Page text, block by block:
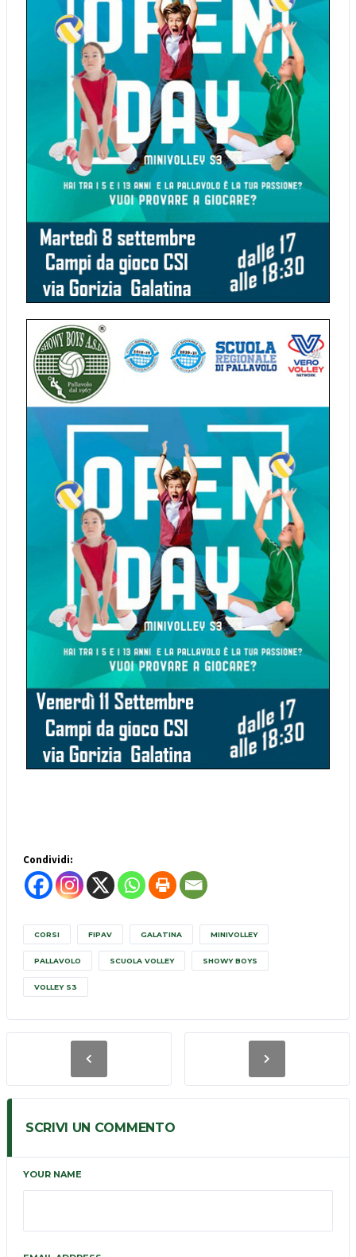
Condividi:
CORSI FIPAV GALATINA MINIVOLLEY
PALLAVOLO SCUOLA VOLLEY SHOWY BOYS
VOLLEY S3
SCRIVI UN COMMENTO
YOUR NAME